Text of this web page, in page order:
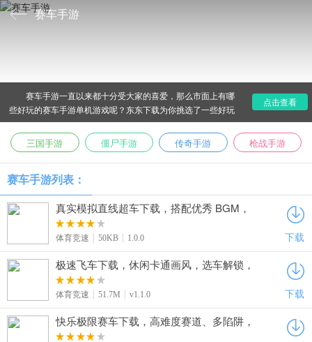
赛车手游
赛车手游一直以来都十分受大家的喜爱，那么市面上有哪
些好玩的赛车手游单机游戏呢？东东下载为你挑选了一些好玩
的赛车手游排行榜，让你有个肾上腺素狂飙的赛车体验。
点击查看
三国手游 僵尸手游 传奇手游 枪战手游
赛车手游列表：
真实模拟直线超车下载，搭配优秀 BGM，
竞速爱好者轻松上手
体育竞速 50KB 1.0.0 下载
极速飞车下载，休闲卡通画风，选车解锁，
推进器组装，竞速超刺激
体育竞速 51.7M v1.1.0 下载
快乐极限赛车下载，高难度赛道、多陷阱，
刺激挑战超上头